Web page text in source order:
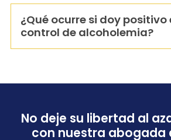
¿Qué ocurre si doy positivo
control de alcoholemia?
No deje su libertad al
con nuestra abogada